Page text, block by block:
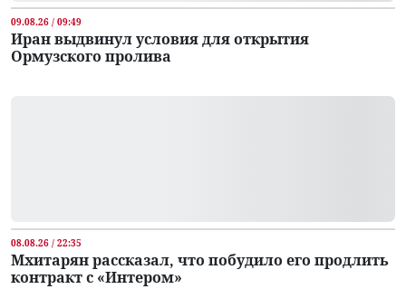
09.08.26 / 09:49
Иран выдвинул условия для открытия
Ормузского пролива
08.08.26 / 22:35
Мхитарян рассказал, что побудило его продлить
контракт с «Интером»